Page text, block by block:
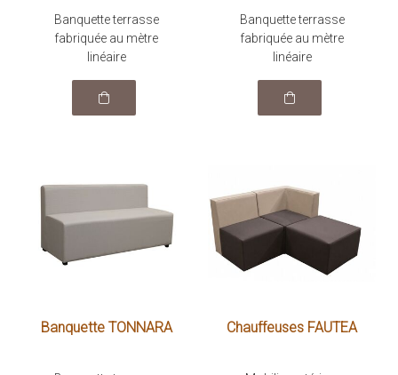
Banquette terrasse
fabriquée au mètre
linéaire
Banquette terrasse
fabriquée au mètre
linéaire
Banquette TONNARA Chauffeuses FAUTÉA